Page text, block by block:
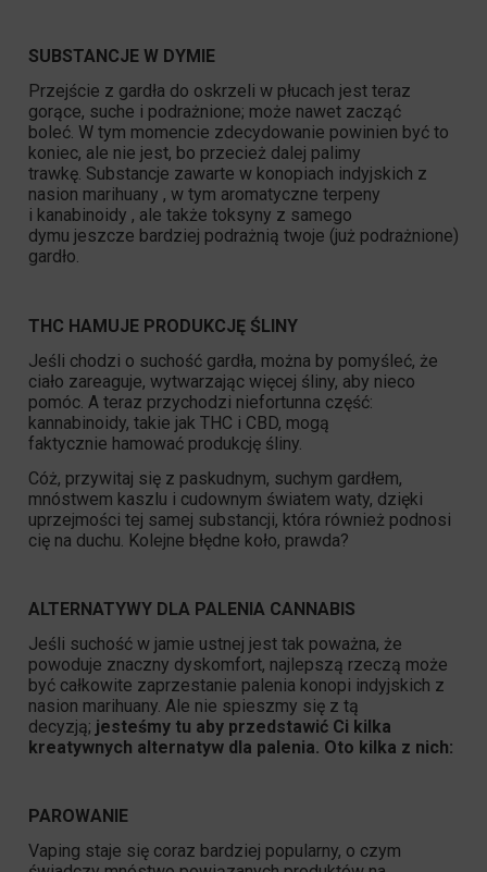
SUBSTANCJE W DYMIE
Przejście z gardła do oskrzeli w płucach jest teraz
gorące, suche i podrażnione; może nawet zacząć
boleć. W tym momencie zdecydowanie powinien być to
koniec, ale nie jest, bo przecież dalej palimy
trawkę. Substancje zawarte w konopiach indyjskich z
nasion marihuany , w tym aromatyczne terpeny
i kanabinoidy , ale także toksyny z samego
dymu jeszcze bardziej podrażnią twoje (już podrażnione)
gardło.
THC HAMUJE PRODUKCJĘ ŚLINY
Jeśli chodzi o suchość gardła, można by pomyśleć, że
ciało zareaguje, wytwarzając więcej śliny, aby nieco
pomóc. A teraz przychodzi niefortunna część:
kannabinoidy, takie jak THC i CBD, mogą
faktycznie hamować produkcję śliny.
Cóż, przywitaj się z paskudnym, suchym gardłem,
mnóstwem kaszlu i cudownym światem waty, dzięki
uprzejmości tej samej substancji, która również podnosi
cię na duchu. Kolejne błędne koło, prawda?
ALTERNATYWY DLA PALENIA CANNABIS
Jeśli suchość w jamie ustnej jest tak poważna, że
powoduje znaczny dyskomfort, najlepszą rzeczą może
być całkowite zaprzestanie palenia konopi indyjskich z
nasion marihuany. Ale nie spieszmy się z tą
decyzją; jesteśmy tu aby przedstawić Ci kilka
kreatywnych alternatyw dla palenia. Oto kilka z nich:
PAROWANIE
Vaping staje się coraz bardziej popularny, o czym